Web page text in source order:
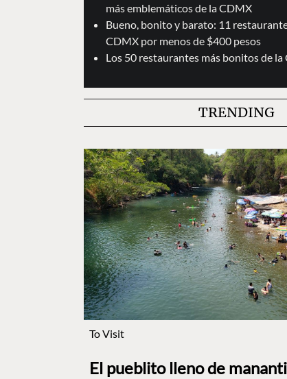
más emblemáticos de la CDMX
Bueno, bonito y barato: 11
CDMX por menos de $400 pesos
Los 50 restaurantes más bonitos de la
TRENDING
To Visit
El pueblito lleno de